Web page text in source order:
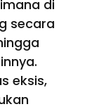
di
secara
eksis,